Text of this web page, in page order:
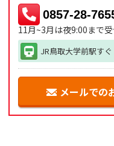
0857-28-
11月~3月は夜9:00まで
JR鳥取大学前駅すぐ
メールでの